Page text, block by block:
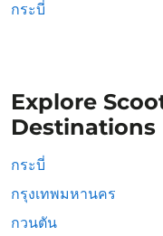
กระบี่
Explore
Destinations
กระบี่
กรุงเทพมหานคร
กวนตัน